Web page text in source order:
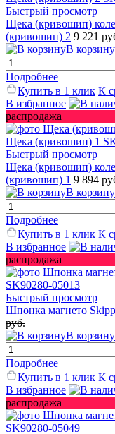
Быстрый просмотр
Щека (кривошип)
(кривошип) 2 9 221
В корзину
Подробнее
Купить в 1 клик К
В избранное
распродажа
Быстрый просмотр
Щека (кривошип)
(кривошип) 1 9 894
В корзину
Подробнее
Купить в 1 клик К
В избранное
распродажа
Быстрый просмотр
Шпонка магнето
руб.
В корзину
Подробнее
Купить в 1 клик К
В избранное
распродажа